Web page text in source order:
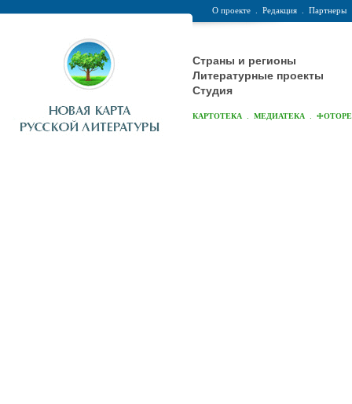
О проекте Редакция Партнеры
Страны и регионы
Литературные проекты
Студия
КАРТОТЕКА МЕДИАТЕКА